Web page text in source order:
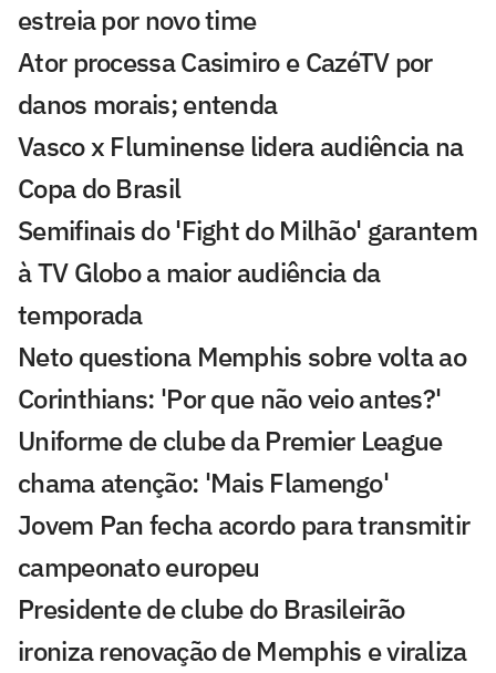
estreia por novo time
Ator processa Casimiro e CazéTV por
danos morais; entenda
Vasco x Fluminense lidera audiência na
Copa do Brasil
Semifinais do 'Fight do Milhão' garantem
à TV Globo a maior audiência da
temporada
Neto questiona Memphis sobre volta ao
Corinthians: 'Por que não veio antes?'
Uniforme de clube da Premier League
chama atenção: 'Mais Flamengo'
Jovem Pan fecha acordo para transmitir
campeonato europeu
Presidente de clube do Brasileirão
ironiza renovação de Memphis e viraliza